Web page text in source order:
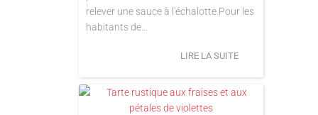
relever une sauce à l'échalotte.Pour les
habitants de...
LIRE LA SUITE